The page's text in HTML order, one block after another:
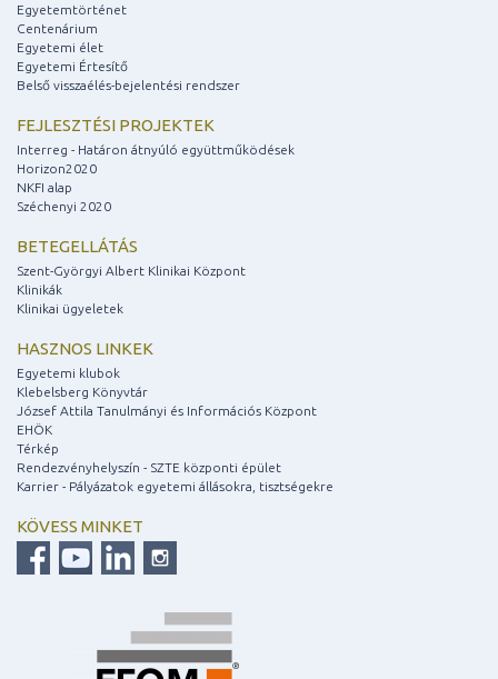
Egyetemtörténet
Centenárium
Egyetemi élet
Egyetemi Értesítő
Belső visszaélés-bejelentési rendszer
FEJLESZTÉSI PROJEKTEK
Interreg - Határon átnyúló együttműködések
Horizon2020
NKFI alap
Széchenyi 2020
BETEGELLÁTÁS
Szent-Györgyi Albert Klinikai Központ
Klinikák
Klinikai ügyeletek
HASZNOS LINKEK
Egyetemi klubok
Klebelsberg Könyvtár
József Attila Tanulmányi és Információs Központ
EHÖK
Térkép
Rendezvényhelyszín - SZTE központi épület
Karrier - Pályázatok egyetemi állásokra, tisztségekre
KÖVESS MINKET